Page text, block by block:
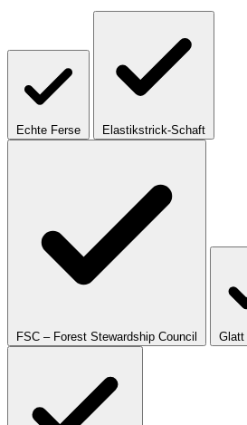
Echte Ferse Elastikstrick-Schaft
FSC – Forest Stewardship Council